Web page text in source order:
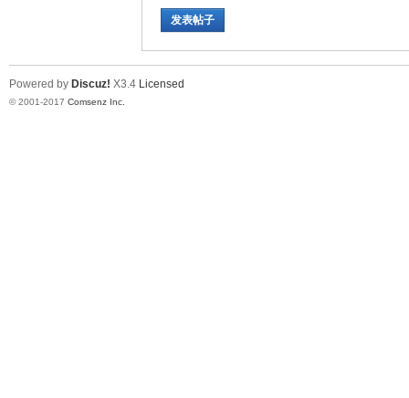
发表帖子
Powered by Discuz! X3.4 Licensed
© 2001-2017 Comsenz Inc.